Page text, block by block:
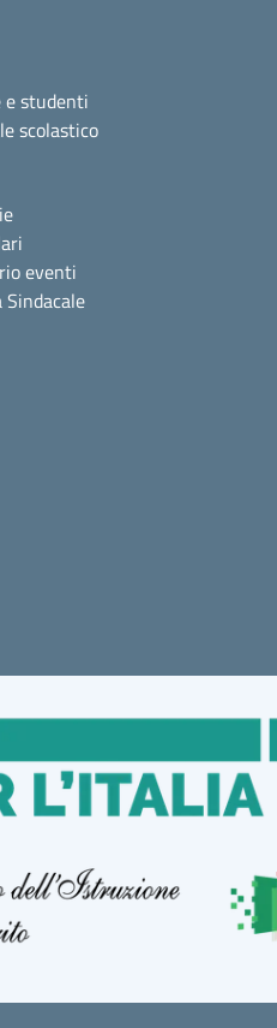
e studenti
scolastico
eventi
Sindacale